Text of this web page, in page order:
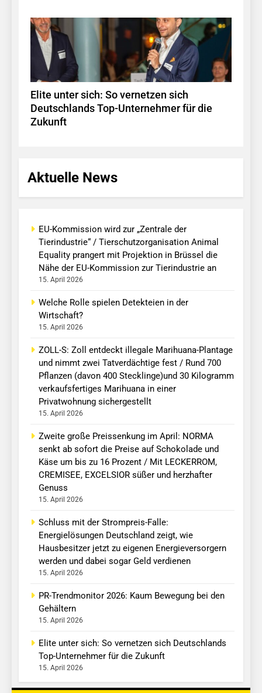
Elite unter sich: So vernetzen sich
Deutschlands Top-Unternehmer für die
Zukunft
Aktuelle News
EU-Kommission wird zur „Zentrale der
Tierindustrie“ / Tierschutzorganisation Animal
Equality prangert mit Projektion in Brüssel die
Nähe der EU-Kommission zur Tierindustrie an
15. April 2026
Welche Rolle spielen Detekteien in der
Wirtschaft?
15. April 2026
ZOLL-S: Zoll entdeckt illegale Marihuana-Plantage
und nimmt zwei Tatverdächtige fest / Rund 700
Pflanzen (davon 400 Stecklinge)und 30 Kilogramm
verkaufsfertiges Marihuana in einer
Privatwohnung sichergestellt
15. April 2026
Zweite große Preissenkung im April: NORMA
senkt ab sofort die Preise auf Schokolade und
Käse um bis zu 16 Prozent / Mit LECKERROM,
CREMISEE, EXCELSIOR süßer und herzhafter
Genuss
15. April 2026
Schluss mit der Strompreis-Falle:
Energielösungen Deutschland zeigt, wie
Hausbesitzer jetzt zu eigenen Energieversorgern
werden und dabei sogar Geld verdienen
15. April 2026
PR-Trendmonitor 2026: Kaum Bewegung bei den
Gehältern
15. April 2026
Elite unter sich: So vernetzen sich Deutschlands
Top-Unternehmer für die Zukunft
15. April 2026